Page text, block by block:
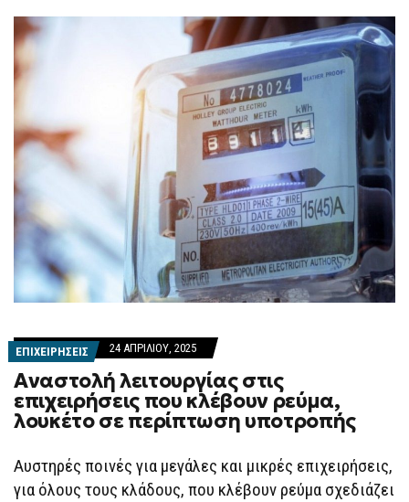
ΕΠΙΧΕΙΡΗΣΕΙΣ 24 ΑΠΡΙΛΊΟΥ, 2025
Αναστολή λειτουργίας στις
επιχειρήσεις που κλέβουν ρεύμα,
λουκέτο σε περίπτωση υποτροπής
Αυστηρές ποινές για μεγάλες και μικρές επιχειρήσεις,
για όλους τους κλάδους, που κλέβουν ρεύμα σχεδιάζει